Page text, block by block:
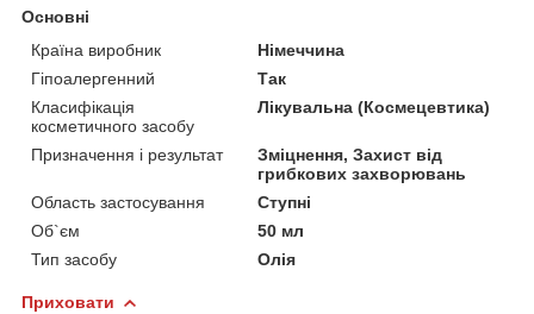
Основні
Країна виробник
Німеччина
Гіпоалергенний
Так
Класифікація
косметичного засобу
Лікувальна (Космецевтика)
Призначення і результат
Зміцнення, Захист від
грибкових захворювань
Область застосування
Ступні
Об`єм
50 мл
Тип засобу
Олія
Приховати